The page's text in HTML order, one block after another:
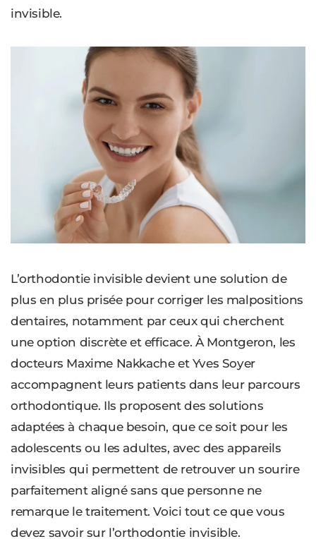
invisible.
L’orthodontie invisible devient une solution de
plus en plus prisée pour corriger les malpositions
dentaires, notamment par ceux qui cherchent
une option discrète et efficace. À Montgeron, les
docteurs Maxime Nakkache et Yves Soyer
accompagnent leurs patients dans leur parcours
orthodontique. Ils proposent des solutions
adaptées à chaque besoin, que ce soit pour les
adolescents ou les adultes, avec des appareils
invisibles qui permettent de retrouver un sourire
parfaitement aligné sans que personne ne
remarque le traitement. Voici tout ce que vous
devez savoir sur l’orthodontie invisible.